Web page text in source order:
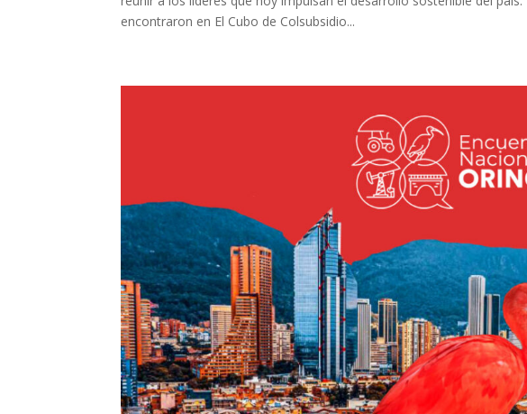
encontraron en El Cubo de Colsubsidio...